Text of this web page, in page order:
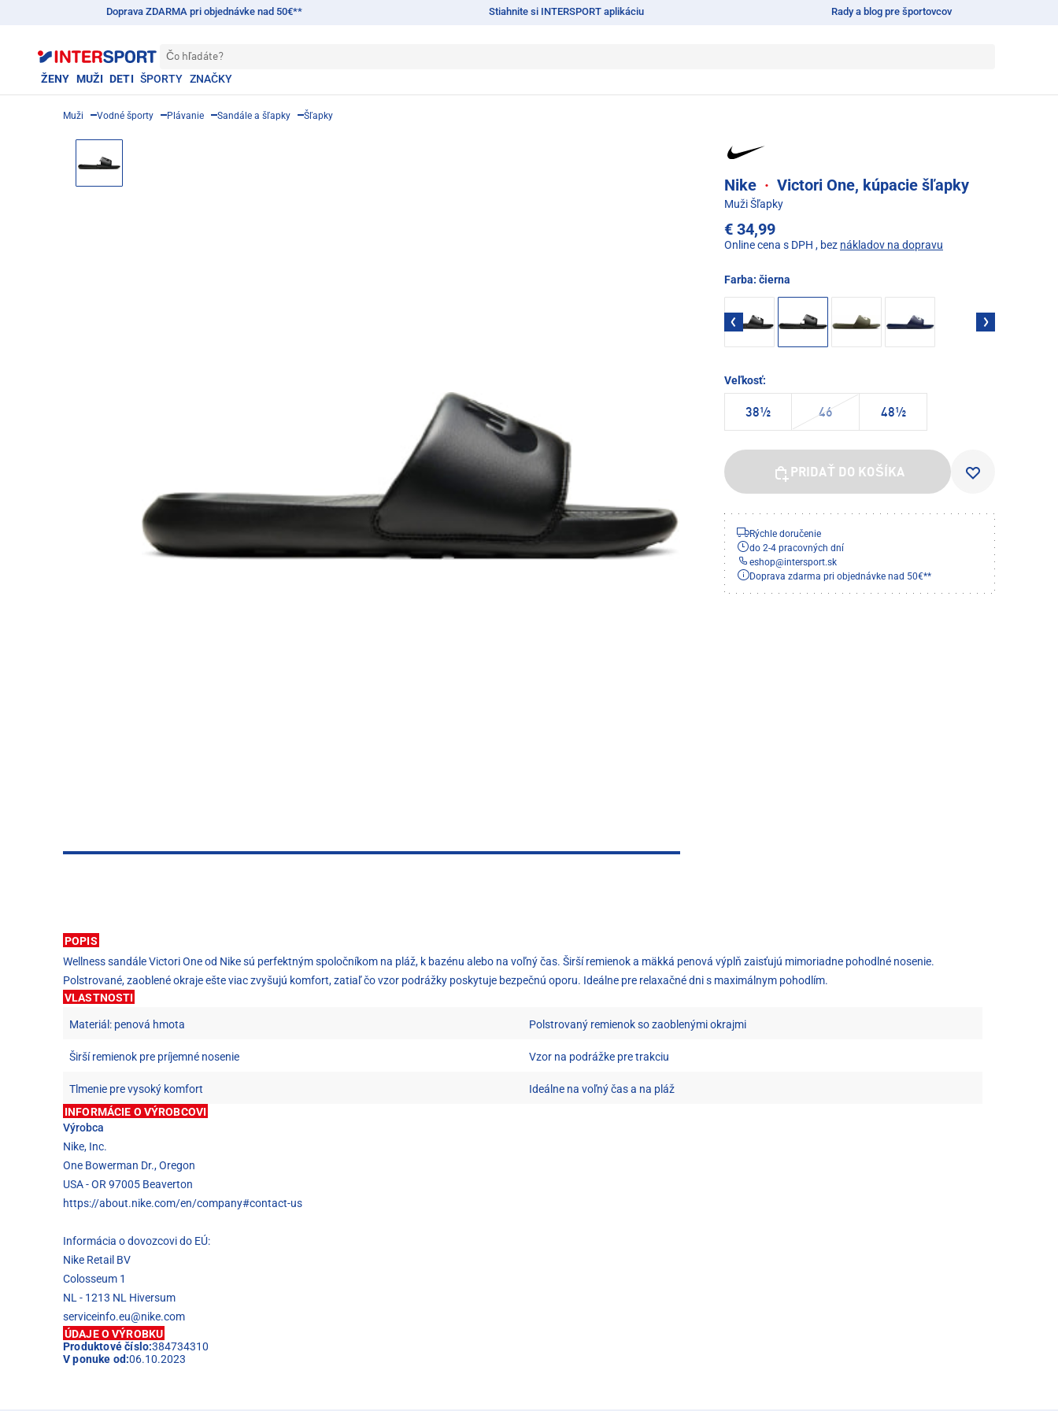
Doprava ZDARMA pri objednávke nad 50€** Stiahnite si INTERSPORT aplikáciu Rady a blog pre športovcov
Čo hľadáte?
ŽENY MUŽI DETI ŠPORTY ZNAČKY
Muži Vodné športy Plávanie Sandále a šľapky Šľapky
Nike · Victori One, kúpacie šľapky
Muži Šľapky
€ 34,99
Online cena s DPH , bez nákladov na dopravu
Farba: čierna
Veľkosť:
38½ 46 48½
PRIDAŤ DO KOŠÍKA
Rýchle doručenie
do 2-4 pracovných dní
eshop@intersport.sk
Doprava zdarma pri objednávke nad 50€**
POPIS
Wellness sandále Victori One od Nike sú perfektným spoločníkom na pláž, k bazénu alebo na voľný čas. Širší remienok a mäkká penová výplň zaisťujú mimoriadne pohodlné nosenie.
Polstrované, zaoblené okraje ešte viac zvyšujú komfort, zatiaľ čo vzor podrážky poskytuje bezpečnú oporu. Ideálne pre relaxačné dni s maximálnym pohodlím.
VLASTNOSTI
Materiál: penová hmota Polstrovaný remienok so zaoblenými okrajmi
Širší remienok pre príjemné nosenie Vzor na podrážke pre trakciu
Tlmenie pre vysoký komfort
Ideálne na voľný čas a na pláž
INFORMÁCIE O VÝROBCOVI
Výrobca
Nike, Inc.
One Bowerman Dr., Oregon
USA - OR 97005 Beaverton
https://about.nike.com/en/company#contact-us
Informácia o dovozcovi do EÚ:
Nike Retail BV
Colosseum 1
NL - 1213 NL Hiversum
serviceinfo.eu@nike.com
ÚDAJE O VÝROBKU
Produktové číslo:384734310
V ponuke od:06.10.2023